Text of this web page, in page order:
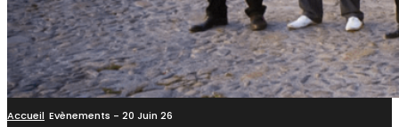
Accueil Evènements - 20 Juin 26